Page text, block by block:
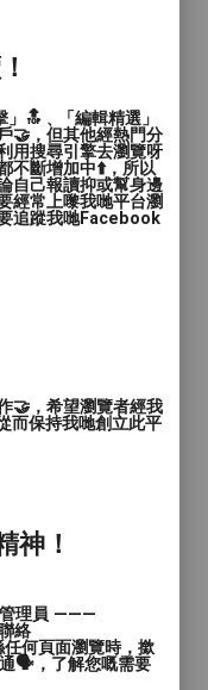
布上，創作出
料和相關工
便更換。
供。
日前通過對
🔝﹑「編輯精選」
🤝，但其他經熱門分
用搜尋引擎去瀏覽呀
不斷增加中⬆️，所以
自己報讀抑或幫身邊
經常上嚟我哋平台瀏
追蹤我哋Facebook
🤝，希望瀏覽者經我
而保持我哋創立此平
神！
管理員 ———
絡
任何頁面瀏覽時，撳
🗣️，了解您嘅需要